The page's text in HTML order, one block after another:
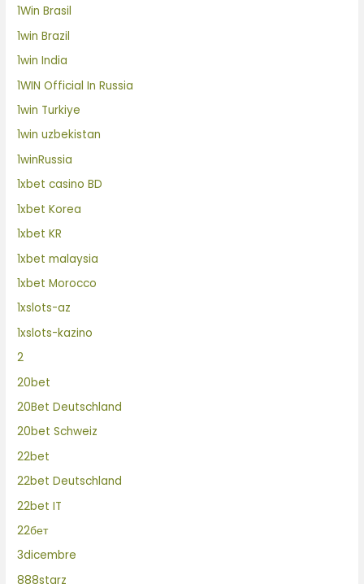
1Win Brasil
1win Brazil
1win India
1WIN Official In Russia
1win Turkiye
1win uzbekistan
1winRussia
1xbet casino BD
1xbet Korea
1xbet KR
1xbet malaysia
1xbet Morocco
1xslots-az
1xslots-kazino
2
20bet
20Bet Deutschland
20bet Schweiz
22bet
22bet Deutschland
22bet IT
22бет
3dicembre
888starz